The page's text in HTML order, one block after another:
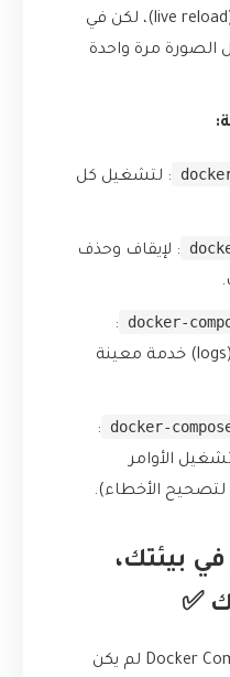
لمزامنة الكود مباشرة (live reload)، لكن في
الصورة مرة واحدة
: لتشغيل كل
: لإيقاف وحذف
docker-
:
لمشاهدة سجلات (logs) خدمة معينة
docker-
:
الأوامر
لتصحيح الأخطاء).
بيئتك،
✅
من الآخر، الانتقال إلى Docker Compose لم يكن